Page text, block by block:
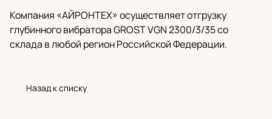
Компания «АЙРОНТЕХ» осуществляет отгрузку
глубинного вибратора GROST VGN 2300/3/35 со
склада в любой регион Российской Федерации.
Назад к списку